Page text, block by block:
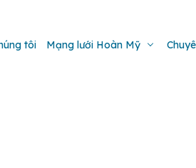
tôi Mạng lưới Hoàn Mỹ